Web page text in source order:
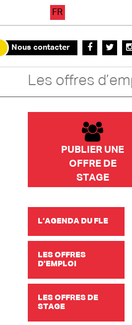
FR
Nous contacter
Les offres
PUBLIER UNE
OFFRE DE
STAGE
L’AGENDA DU FLE
LES OFFRES
D'EMPLOI
LES OFFRES DE
STAGE